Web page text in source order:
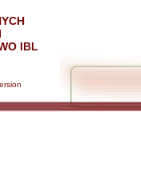
IBL